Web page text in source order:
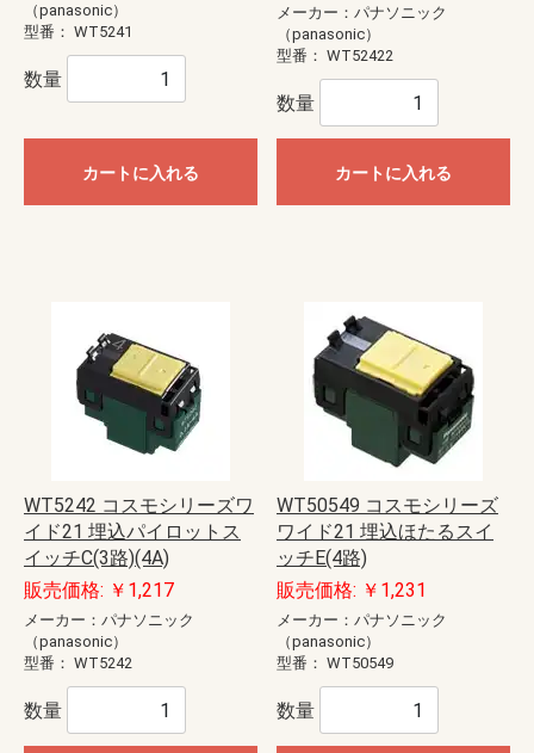
（panasonic）
型番： WT5241
数量
カートに入れる
メーカー：パナソニック
（panasonic）
型番： WT52422
数量
カートに入れる
WT5242 コスモシリーズワ
イド21 埋込パイロットス
イッチC(3路)(4A)
販売価格: ￥1,217
メーカー：パナソニック
（panasonic）
型番： WT5242
数量
WT50549 コスモシリーズ
ワイド21 埋込ほたるスイ
ッチE(4路)
販売価格: ￥1,231
メーカー：パナソニック
（panasonic）
型番： WT50549
数量